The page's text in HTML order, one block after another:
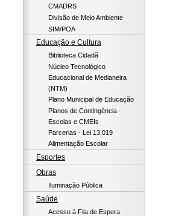
CMADRS
Divisão de Meio Ambiente
SIM/POA
Educação e Cultura
Biblioteca Cidadã
Núcleo Tecnológico
Educacional de Medianeira
(NTM)
Plano Municipal de Educação
Planos de Contingência -
Escolas e CMEIs
Parcerias - Lei 13.019
Alimentação Escolar
Esportes
Obras
Iluminação Pública
Saúde
Acesso à Fila de Espera